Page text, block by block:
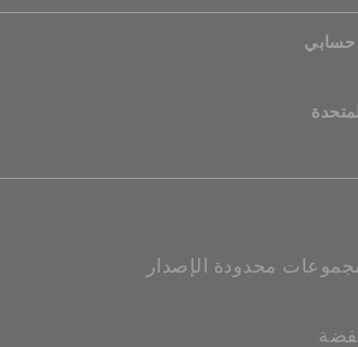
حسابي
محدودة الإصدار